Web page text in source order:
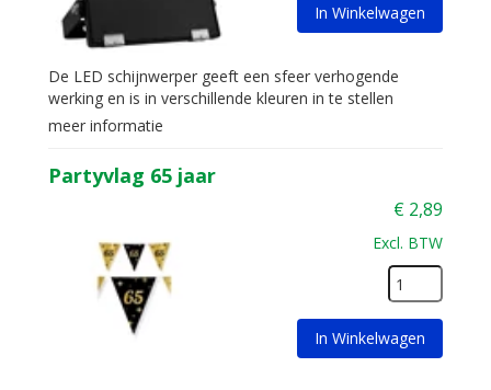
In Winkelwagen
De LED schijnwerper geeft een sfeer verhogende
werking en is in verschillende kleuren in te stellen
meer informatie
Partyvlag 65 jaar
€ 2,89
Excl. BTW
In Winkelwagen